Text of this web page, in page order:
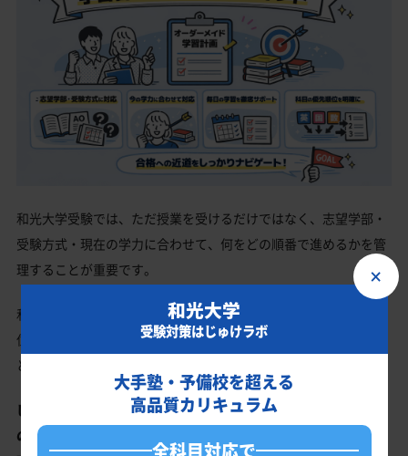
和光大学受験では、ただ授業を受けるだけではなく、志望学部・
受験方式・現在の学力に合わせて、何をどの順番で進めるかを管
理することが重要です。
和光大学は、学部や入試方式によって必要な科目や対策の優先順
位が変わるため、自分に合った学習計画がないまま勉強を進める
と、努力が得点につながりにくくなることがあります。
じゅけラボ予備校は、和光大学合格に向けて、受験生一人ひとり
の学力・志望学部・受験科目に合わせたオーダーメイドの学習計
×
和光大学
受験対策はじゅけラボ
大手塾・予備校を超える
高品質カリキュラム
全科目対応で